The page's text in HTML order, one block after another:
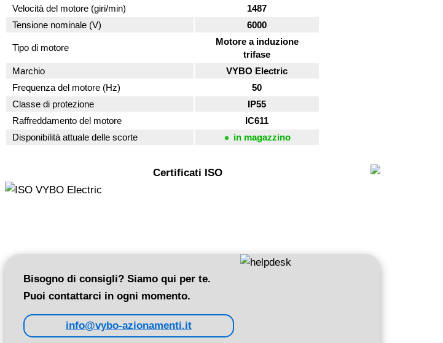
Velocità del motore (giri/min)
1487
Tensione nominale (V)
6000
Tipo di motore
Motore a induzione
trifase
Marchio
VYBO Electric
Frequenza del motore (Hz)
50
Classe di protezione
IP55
Raffreddamento del motore
IC611
Disponibilità attuale delle scorte
in magazzino
Certificati ISO
Bisogno di consigli? Siamo qui per te.
Puoi contattarci in ogni momento.
info@vybo-azionamenti.it